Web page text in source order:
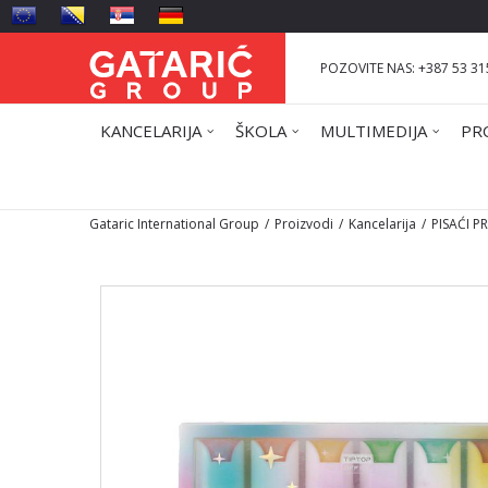
POZOVITE NAS: +387 53
KANCELARIJA ŠKOLA MULTIMEDIJA
Gataric International Group Proizvodi Kancelarija PISAĆI